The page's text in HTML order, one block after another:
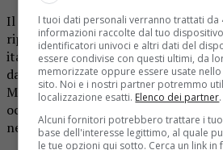
Il volume, realizzato da Poste
ripercorre le pagine più
italiano attraverso i francobolli, in
da quelli emessi per la prima vittoria
Mondiali del 1934 e si chiude con
occasione del 40° anniversario della
nel Mondiale del 1982.
I tuoi dati personali verranno trattati da
informazioni raccolte dal tuo
identificatori univoci e altri dati del
essere condivise con questi ultimi, da
memorizzate oppure essere usate
sito. Noi e i nostri partner potremmo
localizzazione esatti. Elenco dei partner.
Alcuni fornitori potrebbero trattare i
base dell'interesse legittimo, al quale
le tue opzioni qui sotto. Cerca un link in